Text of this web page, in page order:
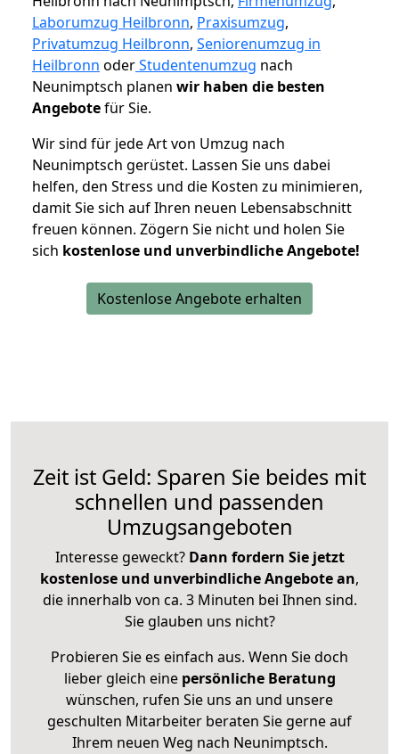
Laborumzug Heilbronn, Praxisumzug,
Privatumzug Heilbronn, Seniorenumzug in
Heilbronn oderStudentenumzug nach
Neunimptsch planen wir haben die besten
Angebotefür Sie.
Wir sind für jede Art von Umzug nach
Neunimptsch gerüstet. Lassen Sie uns dabei
helfen, den Stress und die Kosten zu minimieren,
damit Sie sich auf Ihren neuen Lebensabschnitt
freuen können. Zögern Sie nicht und holen Sie
sich kostenlose und unverbindliche Angebote!
Kostenlose Angebote erhalten
Zeit ist Geld: Sparen Sie beides mit
schnellen und passenden
Umzugsangeboten
Interesse geweckt? Dann fordern Sie jetzt
kostenlose und unverbindliche Angebote an,
die innerhalb von ca. 3 Minuten bei Ihnen sind.
Sie glauben uns nicht?
Probieren Sie es einfach aus. Wenn Sie doch
lieber gleich eine persönliche Beratung
wünschen, rufen Sie uns an und unsere
geschulten Mitarbeiter beraten Sie gerne auf
Ihrem neuen Weg nach Neunimptsch.